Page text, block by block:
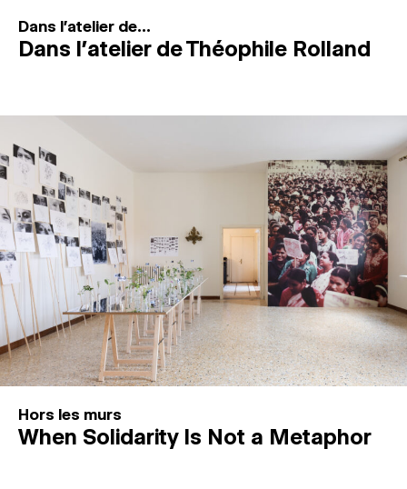
Dans l'atelier de...
Dans l’atelier de Théophile Rolland
Hors les murs
When Solidarity Is Not a Metaphor